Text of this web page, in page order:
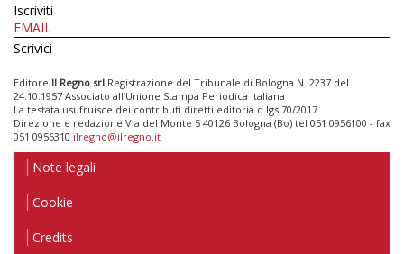
Iscriviti
EMAIL
Scrivici
Editore Il Regno srl Registrazione del Tribunale di Bologna N. 2237 del
24.10.1957 Associato all’Unione Stampa Periodica Italiana
La testata usufruisce dei contributi diretti editoria d.lgs 70/2017
Direzione e redazione Via del Monte 5 40126 Bologna (Bo) tel 051 0956100 - fax
051 0956310 ilregno@ilregno.it
Note legali
Cookie
Credits